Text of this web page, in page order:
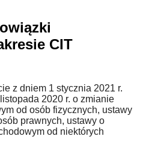
CIT
z dniem 1 stycznia 2021 r.
2020 r. o zmianie
od osób fizycznych, ustawy
prawnych, ustawy o
od niektórych